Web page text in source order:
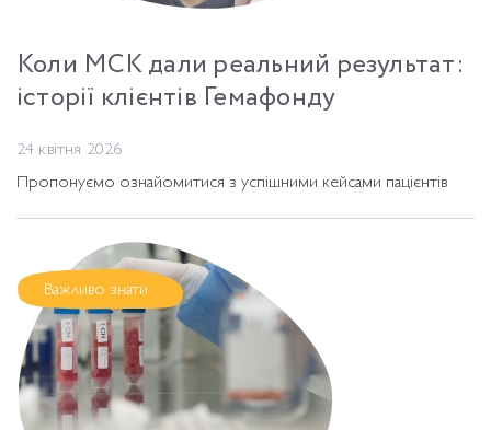
Коли МСК дали реальний результат:
історії клієнтів Гемафонду
24 квітня 2026
Пропонуємо ознайомитися з успішними кейсами пацієнтів
Важливо знати